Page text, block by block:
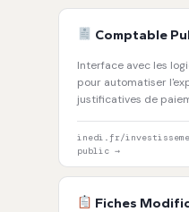
Comptable
Interface avec les
pour automatiser
justificatives de
inedi.fr/
public →
Fiches